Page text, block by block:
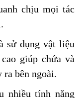
chịu mọi tác
sử dụng vật liệu
giúp chứa và
ra bên ngoài.
nhiều tính năng